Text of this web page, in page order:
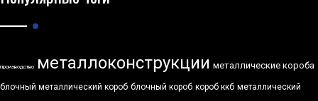
производство металлоконструкции металлические короба
блочный металлический короб блочный короб короб ккб металлический